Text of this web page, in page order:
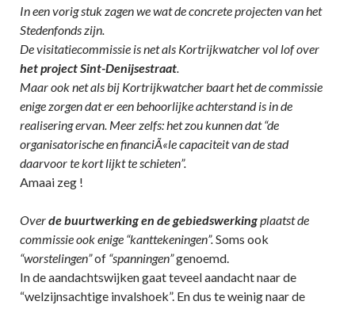
In een vorig stuk zagen we wat de concrete projecten van het
Stedenfonds zijn.
De visitatiecommissie is net als Kortrijkwatcher vol lof over
het project Sint-Denijsestraat.
Maar ook net als bij Kortrijkwatcher baart het de commissie
enige zorgen dat er een behoorlijke achterstand is in de
realisering ervan. Meer zelfs: het zou kunnen dat “de
organisatorische enfinanciÃ«le capaciteit van de stad
daarvoor te kort lijkt te schieten”.
Amaai zeg !
Overde buurtwerking en de gebiedswerkingplaatst de
commissie ook enige “kanttekeningen”.Soms ook
“worstelingen”of “spanningen”genoemd.
In de aandachtswijken gaat teveel aandacht naar de
“welzijnsachtige invalshoek”. En dus te weinig naar de